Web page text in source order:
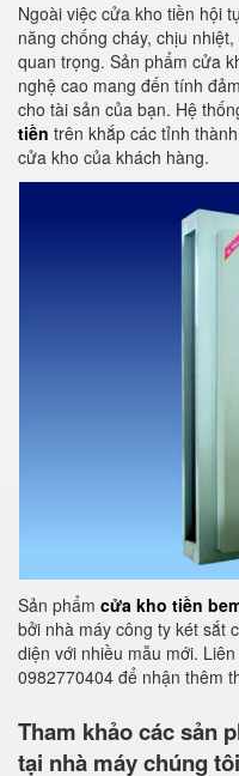
Ngoài việc cửa kho tiền hội
năng chống cháy, chịu
quan trọng. Sản phẩm cửa
nghệ cao mang đến tính
cho tài sản của bạn. Hệ
tiền trên khắp các tỉnh
cửa kho của khách hàng.
Sản phẩm cửa kho tiền
bởi nhà máy công ty két sắt
diện với nhiều mẫu mới.
0982770404 để nhận thêm
Tham khảo các sản
tại nhà máy chúng